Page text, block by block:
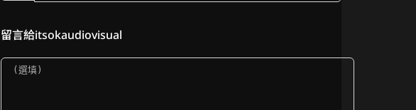
留言給itsokaudiovisual